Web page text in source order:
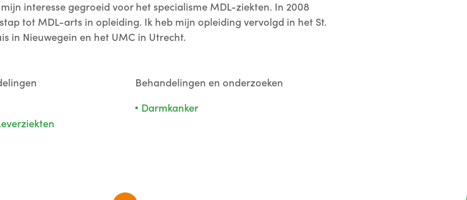
interesse gegroeid voor het specialisme MDL-ziekten. In 2008
tot MDL-arts in opleiding. Ik heb mijn opleiding vervolgd in het St.
in Nieuwegein en het UMC in Utrecht.
Behandelingen en onderzoeken
Darmkanker